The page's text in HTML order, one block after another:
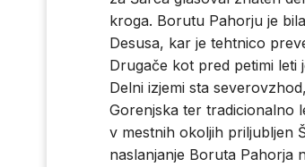
kroga. Borutu Pahorju je
Desusa, kar je tehtnico
Drugače kot pred petimi leti
Delni izjemi sta
Gorenjska ter tradicionalno
v mestnih okoljih priljubljen
naslanjanje Boruta Pahorja